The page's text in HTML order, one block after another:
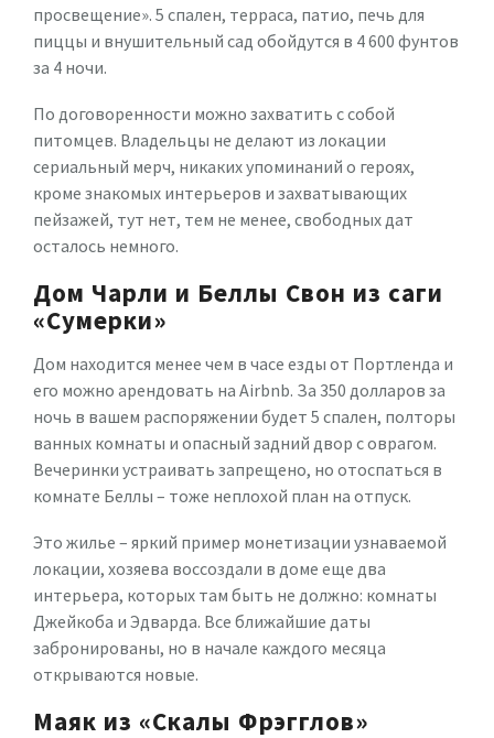
просвещение». 5 спален, терраса, патио, печь для
пиццы и внушительный сад обойдутся в 4 600 фунтов
за 4 ночи.
По договоренности можно захватить с собой
питомцев. Владельцы не делают из локации
сериальный мерч, никаких упоминаний о героях,
кроме знакомых интерьеров и захватывающих
пейзажей, тут нет, тем не менее, свободных дат
осталось немного.
Дом Чарли и Беллы Свон из саги
«Сумерки»
Дом находится менее чем в часе езды от Портленда и
его можно арендовать на Airbnb. За 350 долларов за
ночь в вашем распоряжении будет 5 спален, полторы
ванных комнаты и опасный задний двор с оврагом.
Вечеринки устраивать запрещено, но отоспаться в
комнате Беллы – тоже неплохой план на отпуск.
Это жилье – яркий пример монетизации узнаваемой
локации, хозяева воссоздали в доме еще два
интерьера, которых там быть не должно: комнаты
Джейкоба и Эдварда. Все ближайшие даты
забронированы, но в начале каждого месяца
открываются новые.
Маяк из «Скалы Фрэгглов»